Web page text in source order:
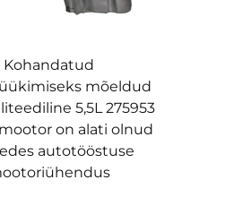
Kohandatud
mõeldud
5,5L 275953
on alati olnud
autotööstuse